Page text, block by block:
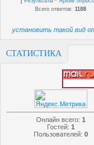
Всего ответов:1188
установить такой вид
СТАТИСТИКА
Онлайн всего: 1
Гостей: 1
Пользователей: 0